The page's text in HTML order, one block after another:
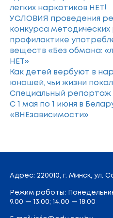
легких наркотиков НЕТ!
УСЛОВИЯ проведения
конкурса
профилактике
веществ «Без обмана:
НЕТ»
Как детей вербуют в
юношей, чьи жизни
Специальный репортаж
С 1 мая по 1 июня в
«ВНЕзависимости»
Адрес: 220010, г. Минск, ул.
Режим работы:
9.00 — 13.00; 14.00 — 18.00